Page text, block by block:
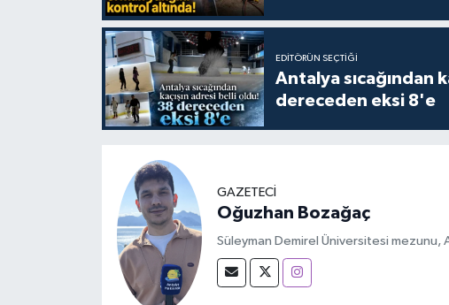
EDITÖRÜN SEÇTIĞI
Antalya sıcağından
dereceden eksi 8'e
GAZETECİ
Oğuzhan Bozağaç
Süleyman Demirel Üniversitesi mezunu,